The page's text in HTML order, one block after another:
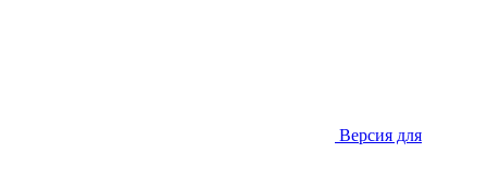
Версия для